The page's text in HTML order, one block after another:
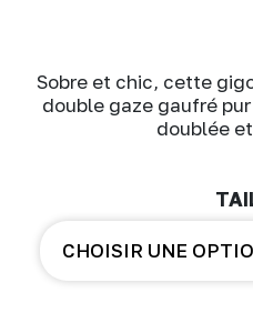
Sobre et chic, cette
double gaze gaufré
doublée